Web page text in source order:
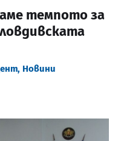
темпото за
, Новини